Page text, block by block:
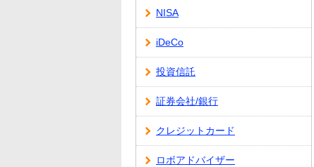
NISA
iDeCo
投資信託
証券会社/銀行
クレジットカード
ロボアドバイザー